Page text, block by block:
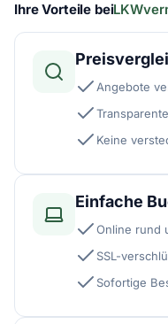
Ihre Vorteile bei
Angebote
Keine
Einfache
Online rund
SSL-
Sofortige